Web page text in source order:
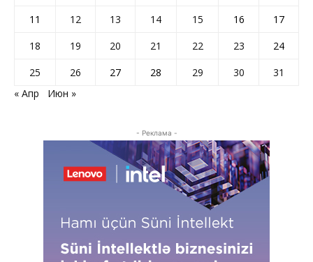
11
12 13 14 15 16
17
18
19 20 21 22 23
24
25
26 27 28 29 30
31
« Апр
Июн »
- Реклама -